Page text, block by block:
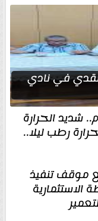
في نادي
شديد الحرارة
رطب ليلا..
موقف تنفيذ